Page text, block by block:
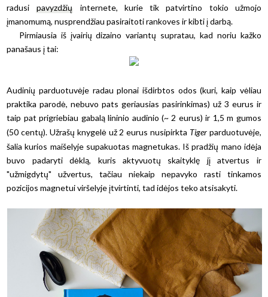
radusi pavyzdžių
internete, kurie tik patvirtino tokio užmojo
įmanomumą, nusprendžiau pasiraitoti rankoves ir kibti į darbą.
Pirmiausia iš įvairių dizaino variantų supratau, kad noriu kažko
panašaus į tai:
Audinių parduotuvėje radau plonai išdirbtos odos (kuri, kaip vėliau
praktika parodė, nebuvo pats geriausias pasirinkimas) už 3 eurus ir
taip pat prigriebiau gabalą lininio audinio (~ 2 eurus) ir 1,5 m gumos
(50 centų). Užrašų knygelė už 2 eurus nusipirkta Tigerparduotuvėje,
šalia kurios maišelyje supakuotas magnetukas. Iš pradžių mano idėja
buvo padaryti dėklą, kuris aktyvuotų skaityklę jį atvertus ir
"užmigdytų" užvertus, tačiau niekaip nepavyko rasti tinkamos
pozicijos magnetui viršelyje įtvirtinti, tad idėjos teko atsisakyti.